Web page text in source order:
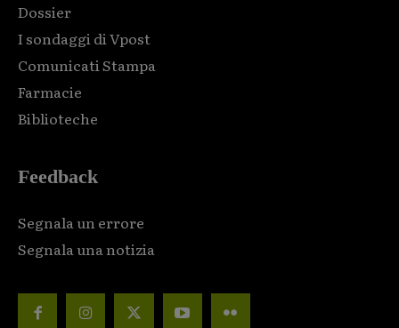
Dossier
I sondaggi di Vpost
Comunicati Stampa
Farmacie
Biblioteche
Feedback
Segnala un errore
Segnala una notizia